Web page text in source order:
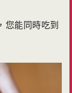
您能同時吃到